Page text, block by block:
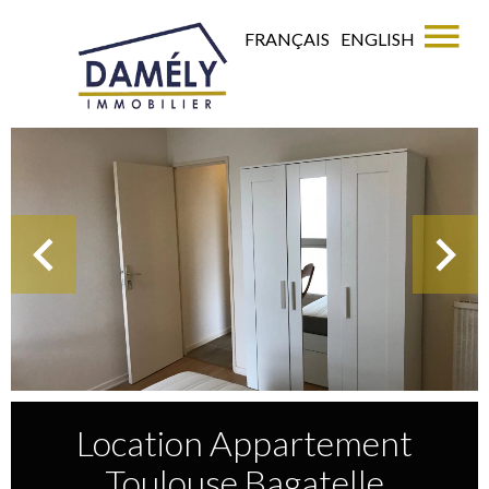
FRANÇAIS ENGLISH
Location Appartement